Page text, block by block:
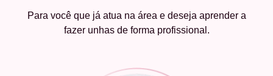
Para você que já atua na área e deseja aprender a
fazer unhas de forma profissional.